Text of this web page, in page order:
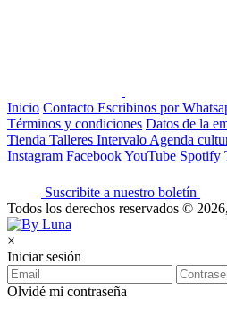
Inicio Contacto Escribinos por
Términos y condiciones Datos de la
Tienda Talleres Intervalo Agenda
Instagram FacebookYouTube Spotify
Suscribite a nuestro boletín
Todos los derechos reservados ©
×
Iniciar sesión
Olvidé mi contraseña